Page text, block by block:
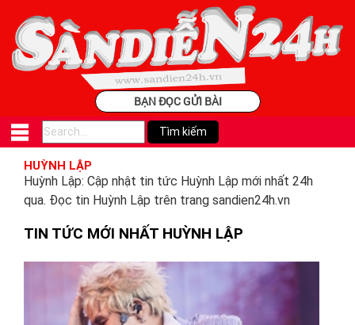
BẠN ĐỌC GỬI BÀI
HUỲNH LẬP
Huỳnh Lập: Cập nhật tin tức Huỳnh Lập mới nhất 24h
qua. Đọc tin Huỳnh Lập trên trang sandien24h.vn
TIN TỨC MỚI NHẤT HUỲNH LẬP